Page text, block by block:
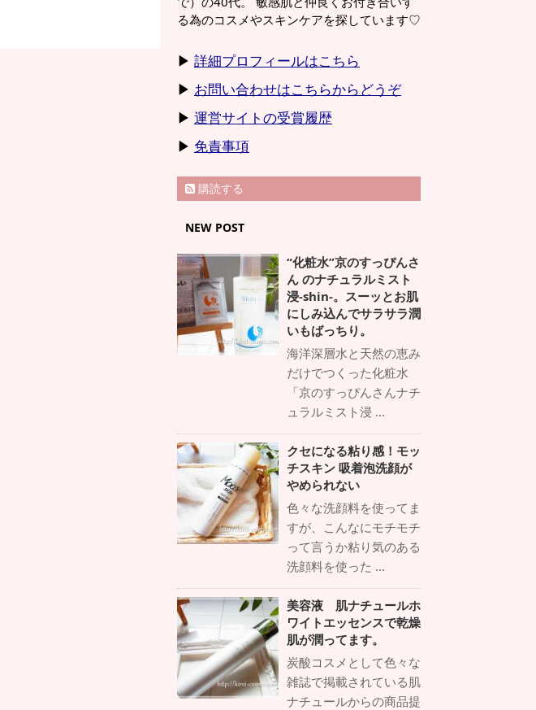
る為のコスメやスキンケアを探しています♡
▶ 詳細プロフィールはこちら
▶ お問い合わせはこちらからどうぞ
▶ 運営サイトの受賞履歴
▶ 免責事項
購読する
NEW POST
“化粧水”京のすっぴんさ
ん のナチュラルミスト
浸-shin-。スーッとお肌
にしみ込んでサラサラ潤
いもばっちり。
海洋深層水と天然の恵み
だけでつくった化粧水
「京のすっぴんさんナチ
ュラルミスト浸 ...
クセになる粘り感！モッ
チスキン 吸着泡洗顔が
やめられない
色々な洗顔料を使ってま
すが、こんなにモチモチ
って言うか粘り気のある
洗顔料を使った ...
美容液 肌ナチュールホ
ワイトエッセンスで乾燥
肌が潤ってます。
炭酸コスメとして色々な
雑誌で掲載されている肌
ナチュールからの商品提